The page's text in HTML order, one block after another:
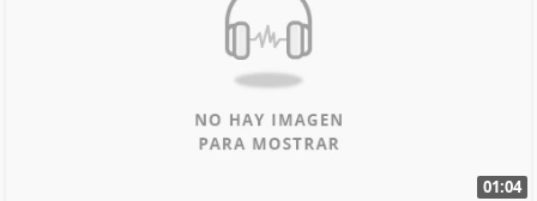
01:04